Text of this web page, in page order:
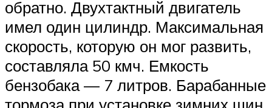
обратно. Двухтактный двигатель
имел один цилиндр. Максимальная
скорость, которую он мог развить,
составляла 50 кмч. Емкость
бензобака — 7 литров. Барабанные
тормоза при установке зимних шин